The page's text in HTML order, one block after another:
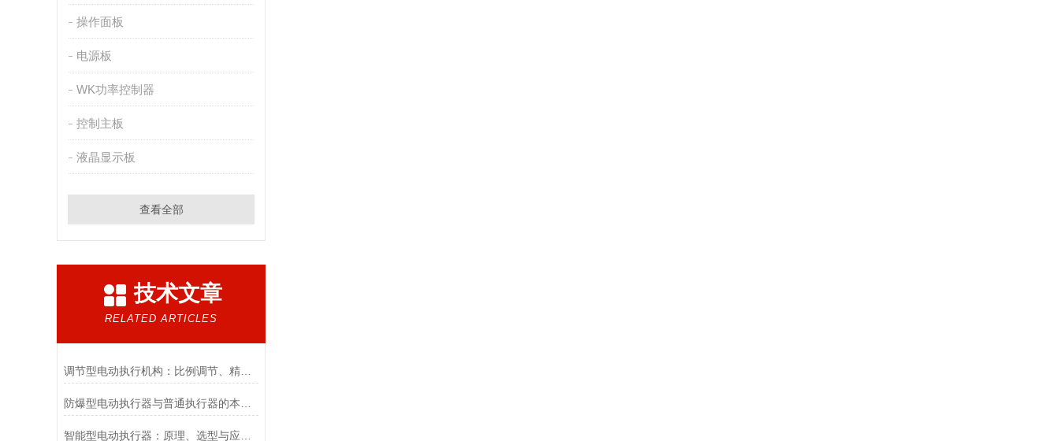
操作面板
电源板
WK功率控制器
控制主板
液晶显示板
查看全部
技术文章
RELATED ARTICLES
调节型电动执行机构：比例调节、精度控制要点